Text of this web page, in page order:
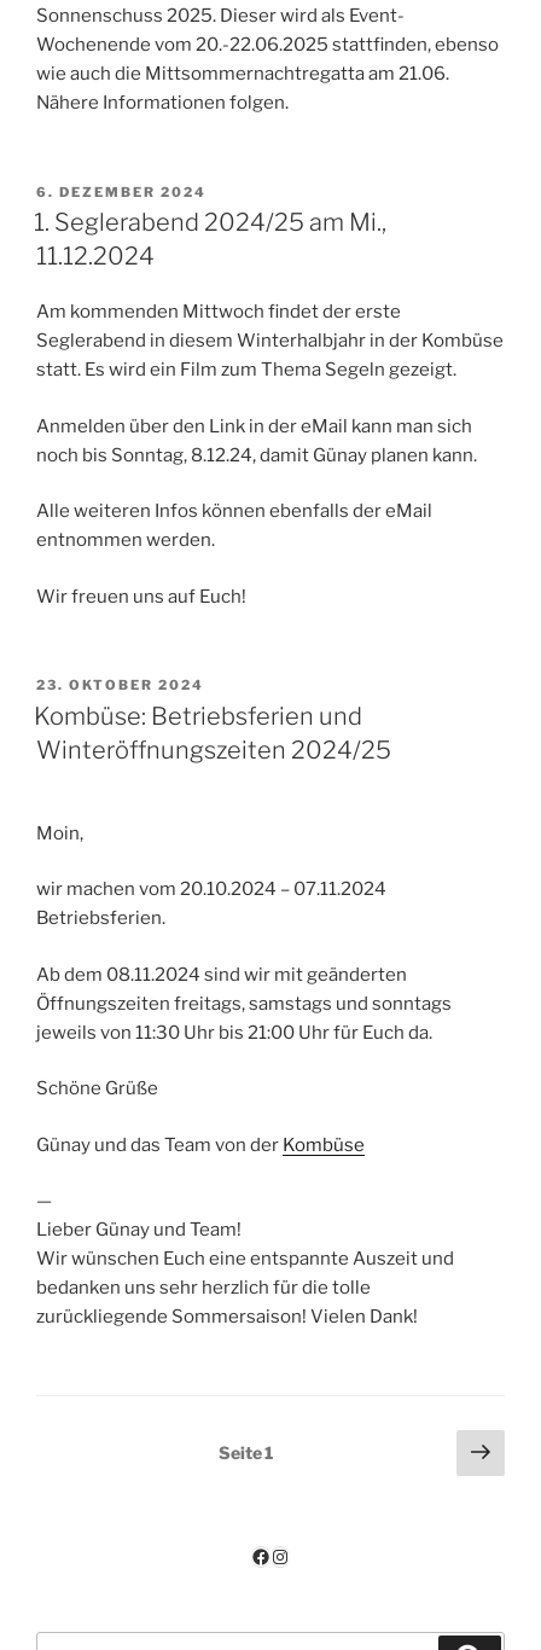
Sonnenschuss 2025. Dieser wird als Event-
Wochenende vom 20.-22.06.2025 stattfinden, ebenso
wie auch die Mittsommernachtregatta am 21.06.
Nähere Informationen folgen.
VERÖFFENTLICHT
AM
6. DEZEMBER 2024
1. Seglerabend 2024/25 am Mi.,
11.12.2024
Am kommenden Mittwoch findet der erste
Seglerabend in diesem Winterhalbjahr in der Kombüse
statt. Es wird ein Film zum Thema Segeln gezeigt.
Anmelden über den Link in der eMail kann man sich
noch bis Sonntag, 8.12.24, damit Günay planen kann.
Alle weiteren Infos können ebenfalls der eMail
entnommen werden.
Wir freuen uns auf Euch!
VERÖFFENTLICHT
AM
23. OKTOBER 2024
Kombüse: Betriebsferien und
Winteröffnungszeiten 2024/25
Moin,
wir machen vom 20.10.2024 – 07.11.2024
Betriebsferien.
Ab dem 08.11.2024 sind wir mit geänderten
Öffnungszeiten freitags, samstags und sonntags
jeweils von 11:30 Uhr bis 21:00 Uhr für Euch da.
Schöne Grüße
Günay und das Team von der Kombüse
—
Lieber Günay und Team!
Wir wünschen Euch eine entspannte Auszeit und
bedanken uns sehr herzlich für die tolle
zurückliegende Sommersaison! Vielen Dank!
Seitennummerierung
Seite1
Facebook
Instagram